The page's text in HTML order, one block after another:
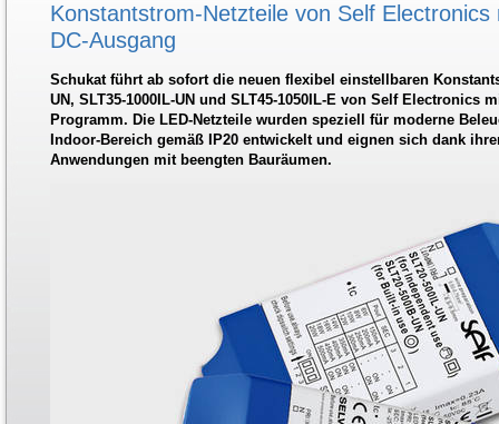
Konstantstrom-Netzteile von Self Electronics
DC-Ausgang
Schukat führt ab sofort die neuen flexibel einstellbaren
UN, SLT35-1000IL-UN und SLT45-1050IL-E von Self Electronics
Programm. Die LED-Netzteile wurden speziell für moderne
Indoor-Bereich gemäß IP20 entwickelt und eignen sich dank
Anwendungen mit beengten Bauräumen.